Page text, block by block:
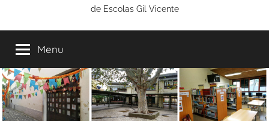
de Escolas Gil Vicente
Menu